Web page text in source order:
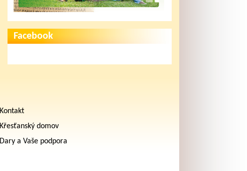
Facebook
Kontakt
Křesťanský domov
Dary a Vaše podpora